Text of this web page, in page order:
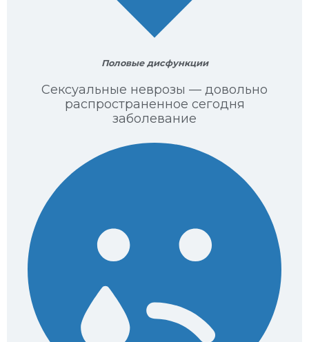
Половые дисфункции
Сексуальные неврозы — довольно
распространенное сегодня
заболевание